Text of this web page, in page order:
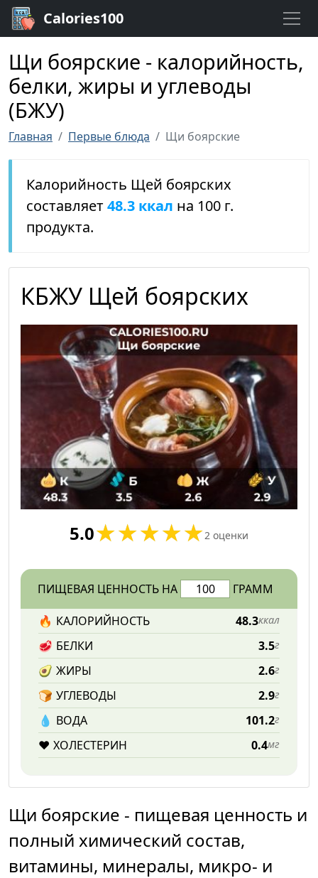
Calories100
Щи боярские - калорийность,
белки, жиры и углеводы
(БЖУ)
Главная Первые блюда Щи боярские
Калорийность Щей боярских
составляет48.3 ккал на 100 г.
продукта.
КБЖУ Щей боярских
5.0 2 оценки
ПИЩЕВАЯ ЦЕННОСТЬ НА ГРАММ
🔥 КАЛОРИЙНОСТЬ 48.3ккал
🥩 БЕЛКИ 3.5г
🥑 ЖИРЫ 2.6г
🍞 УГЛЕВОДЫ 2.9г
💧️ ВОДА 101.2г
❤️ ХОЛЕСТЕРИН 0.4мг
Щи боярские - пищевая ценность и
полный химический состав,
витамины, минералы, микро- и